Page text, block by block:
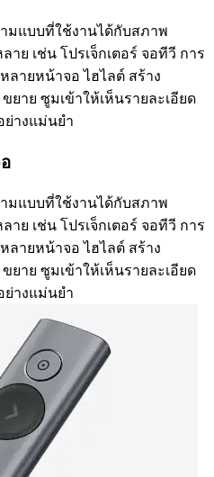
มแบบที่ใช้งานได้กับสภาพ
ย เช่น โปรเจ็กเตอร์ จอทีวี การ
ายหน้าจอ ไฮไลต์ สร้าง
ยาย ซูมเข้าให้เห็นรายละเอียด
ย่างแม่นยำ
มแบบที่ใช้งานได้กับสภาพ
ย เช่น โปรเจ็กเตอร์ จอทีวี การ
ายหน้าจอ ไฮไลต์ สร้าง
ยาย ซูมเข้าให้เห็นรายละเอียด
ย่างแม่นยำ